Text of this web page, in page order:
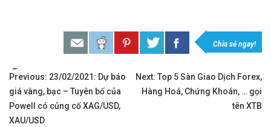
Chia sẻ ngay!
Tags:
Previous: 23/02/2021: Dự báo
giá vàng, bạc – Tuyên bố của
Powell có củng cố XAG/USD,
XAU/USD
Next: Top 5 Sàn Giao Dịch Forex,
Hàng Hoá, Chứng Khoán, … gọi
tên XTB